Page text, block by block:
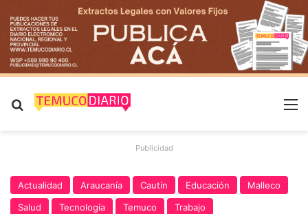
Buscar por
Publicidad
Actualidad Araucanía Cautín Educación
Malleco
Salud
Tecnología Temuco Trabajo